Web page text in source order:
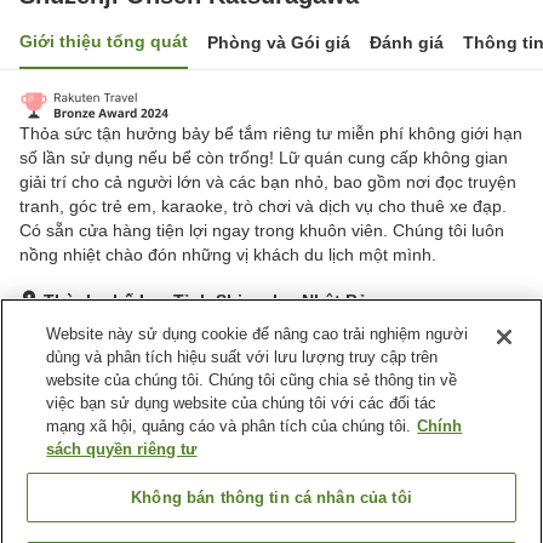
Giới thiệu tổng quát Phòng và Gói giá Đánh giá Thông
Thỏa sức tận hưởng bảy bể tắm riêng tư miễn phí không giới hạn
số lần sử dụng nếu bể còn trống! Lữ quán cung cấp không gian
giải trí cho cả người lớn và các bạn nhỏ, bao gồm nơi đọc truyện
tranh, góc trẻ em, karaoke, trò chơi và dịch vụ cho thuê xe đạp.
Có sẵn cửa hàng tiện lợi ngay trong khuôn viên. Chúng tôi luôn
nồng nhiệt chào đón những vị khách du lịch một mình.
Thành phố Izu, Tỉnh Shizuoka, Nhật Bản
Hiển thị trên bản đồ
Tuyệt vời Đánh giá:327 lượt
Tiện nghi chỗ nghỉ
Bãi đỗ xe
Spa / Salon
Quầy ăn nhẹ về đêm
Website này sử dụng cookie để nâng cao trải nghiệm người
dùng và phân tích hiệu suất với lưu lượng truy cập trên
website của chúng tôi. Chúng tôi cũng chia sẻ thông tin về
việc bạn sử dụng website của chúng tôi với các đối tác
mạng xã hội, quảng cáo và phân tích của chúng tôi. Chính
sách quyền riêng tư
Không bán thông tin cá nhân của tôi